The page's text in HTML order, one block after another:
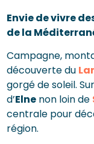
Envie de vivre
de la
Campagne,
découverte du
gorgé de soleil.
d’Elnenon loin de
centrale pour
région.